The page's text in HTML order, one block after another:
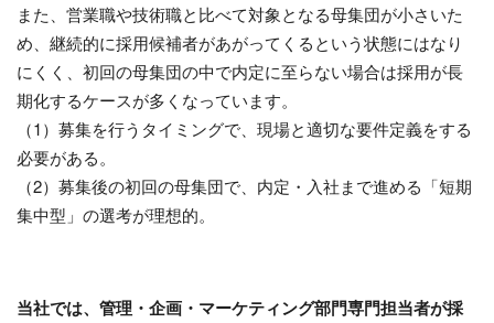
また、営業職や技術職と比べて対象となる母集団が小さいた
め、継続的に採用候補者があがってくるという状態にはなり
にくく、初回の母集団の中で内定に至らない場合は採用が長
期化するケースが多くなっています。
（1）募集を行うタイミングで、現場と適切な要件定義をする
必要がある。
（2）募集後の初回の母集団で、内定・入社まで進める「短期
集中型」の選考が理想的。
当社では、管理・企画・マーケティング部門専門担当者が採